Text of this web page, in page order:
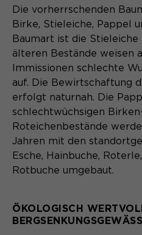
(Formulare).
Name be_typo_user
Laufzeit Ende der
Zweck
Dieser
ob ein
angemeldet
Anbieter Matomo
Laufzeit 6 Monate
Zweck Speichert die
Name
Anbieter Matomo
Zweck
Temporäre
Die vorherrschenden
Birke, Stieleiche, Pappel
Baumart ist die Stieleiche
älteren Bestände weisen
Immissionen schlechte
auf. Die Bewirtschaftung
erfolgt naturnah. Die
schlechtwüchsigen
Roteichenbestände
Jahren mit den
Esche, Hainbuche,
Rotbuche umgebaut.
ÖKOLOGISCH